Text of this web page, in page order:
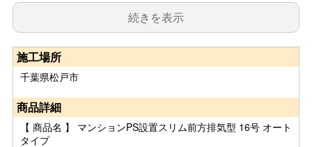
続きを表示
施工場所
千葉県松戸市
商品詳細
【 商品名 】 マンションPS設置スリム前方排気型 16号 オート
タイプ